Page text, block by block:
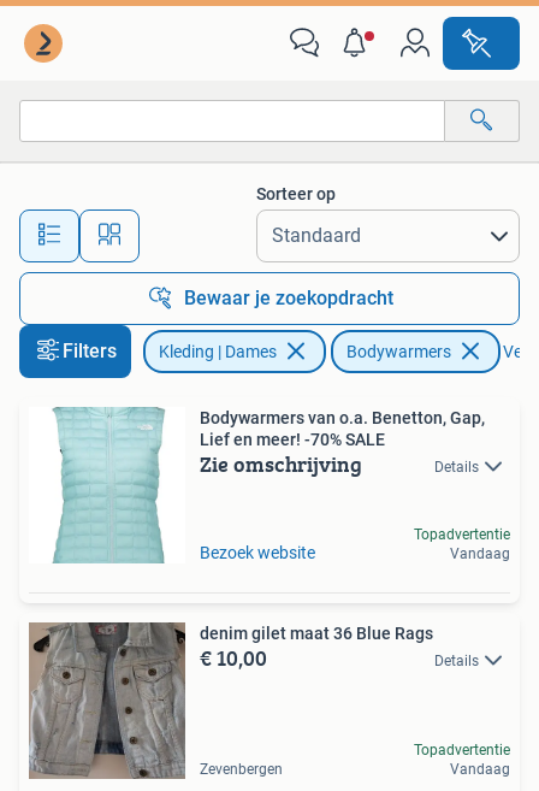
Alle afstanden…
Sorteer op
Bewaar je zoekopdracht
Filters Kleding | Dames Bodywarmers
Bodywarmers van o.a. Benetton, Gap,
Lief en meer! -70% SALE
Zie omschrijving Details
Bezoek website
Topadvertentie
Vandaag
denim gilet maat 36 Blue Rags
€ 10,00 Details
Zevenbergen
Topadvertentie
Vandaag